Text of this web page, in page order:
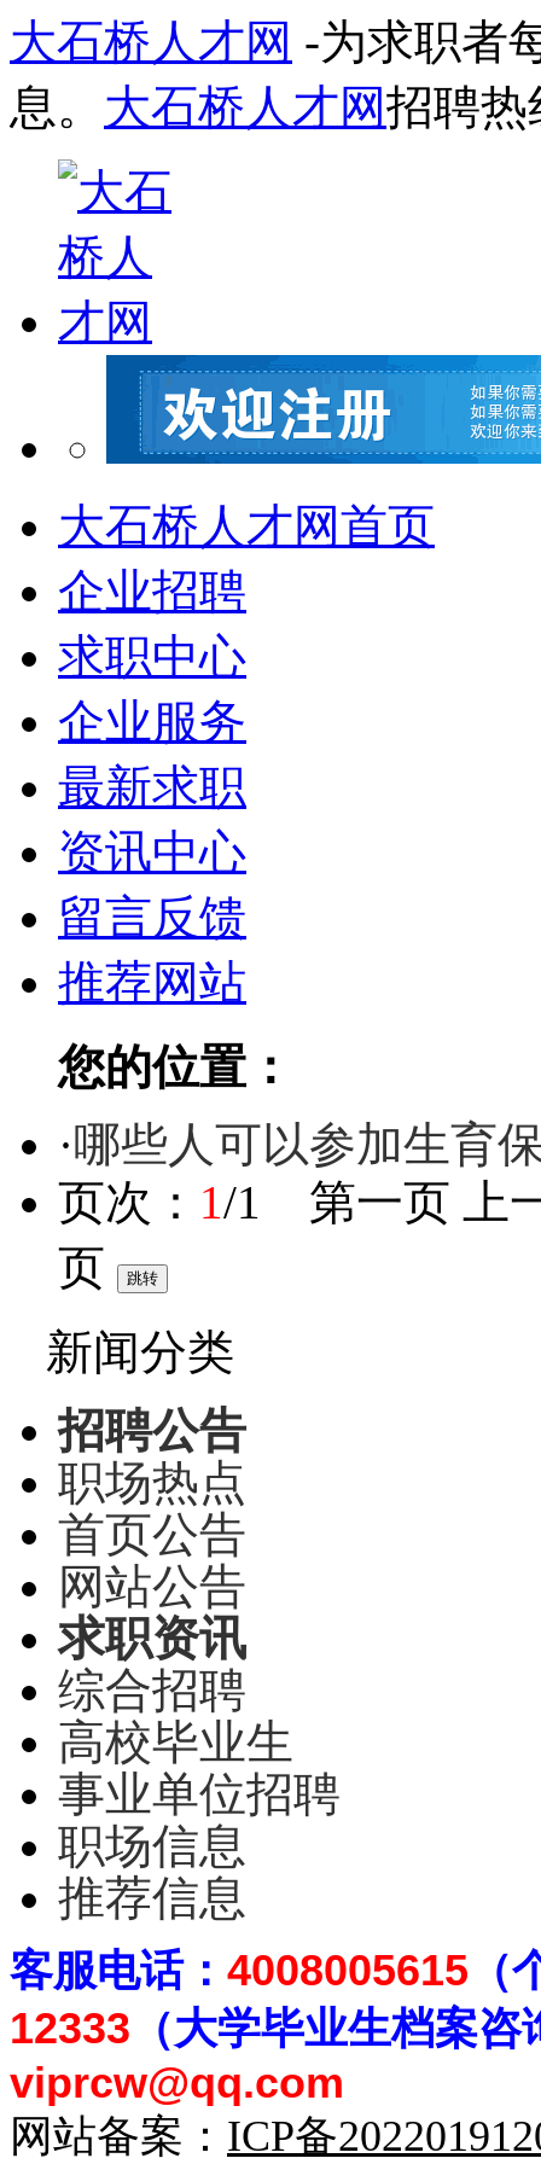
大石桥人才网 -为求职者
息。 大石桥人才网招聘热
大石桥人才网首页
企业招聘
求职中心
企业服务
最新求职
资讯中心
留言反馈
推荐网站
您的位置：
·哪些人可以参加生育
页次： 1/1 第一页 上
页
新闻分类
招聘公告
职场热点
首页公告
网站公告
求职资讯
综合招聘
高校毕业生
事业单位招聘
职场信息
推荐信息
客服电话： 4008005615
12333 （大学毕业生档案咨
viprcw@qq.com
网站备案： ICP备